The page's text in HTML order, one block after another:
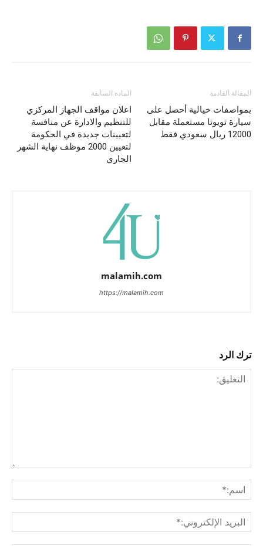
المادة السابقة
اعلان مواقف الجهاز المركزي
للتنظيم والادارة عن منافسة
لتعيينات جديدة في الحكومة
لتعيين 2000 موظف نهاية الشهر
الجاري
المقالة القادمة
بمواصفات خيالية أحصل على
سيارة تويوتا مستعملة مقابل
12000 ريال سعودي فقط
malamih.com
https://malamih.com
ترك الرد